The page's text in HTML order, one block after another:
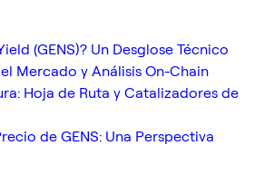
(GENS)? Un Desglose Técnico
Mercado y Análisis On-Chain
Hoja de Ruta y Catalizadores de
de GENS: Una Perspectiva